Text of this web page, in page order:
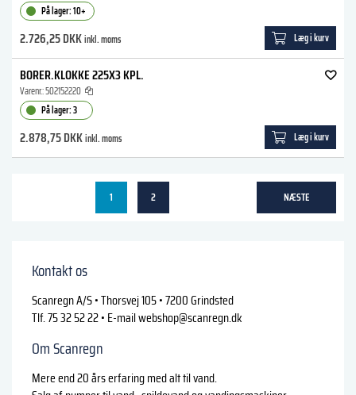
På lager: 10+
2.726,25 DKKinkl. moms Læg i kurv
BORER.KLOKKE 225X3 KPL.
Varenr.:502152220
På lager: 3
2.878,75 DKKinkl. moms Læg i kurv
1 2 NÆSTE
Kontakt os
Scanregn A/S • Thorsvej 105 • 7200 Grindsted
Tlf. 75 32 52 22 • E-mailwebshop@scanregn.dk
Om Scanregn
Mere end 20 års erfaring med alt til vand.